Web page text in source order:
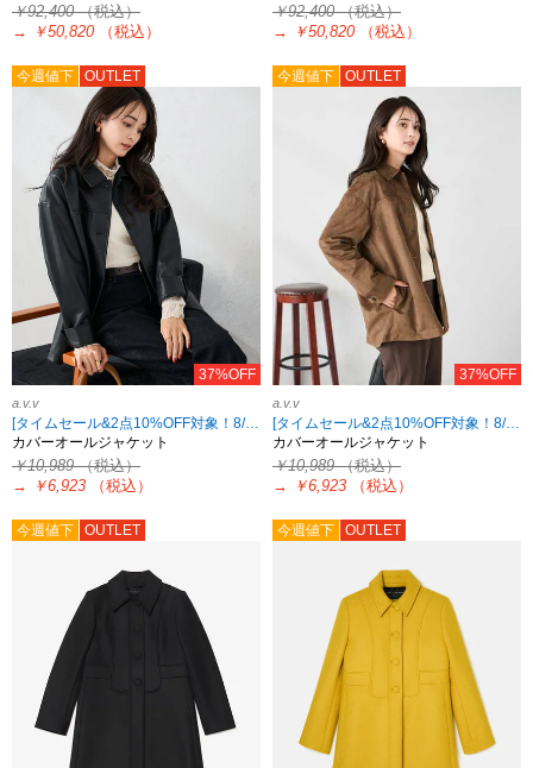
￥92,400（税込）
→
￥50,820 （税込）
￥92,400（税込）
→
￥50,820 （税込）
今週値下 OUTLET
37%OFF
a.v.v
[タイムセール&2点10%OFF対象！8/17 8:59まで]
カバーオールジャケット
￥10,989（税込）
→
￥6,923 （税込）
今週値下 OUTLET
37%OFF
a.v.v
[タイムセール&2点10%OFF対象！8/17 8:59まで]
カバーオールジャケット
￥10,989（税込）
→
￥6,923 （税込）
今週値下 OUTLET 今週値下 OUTLET